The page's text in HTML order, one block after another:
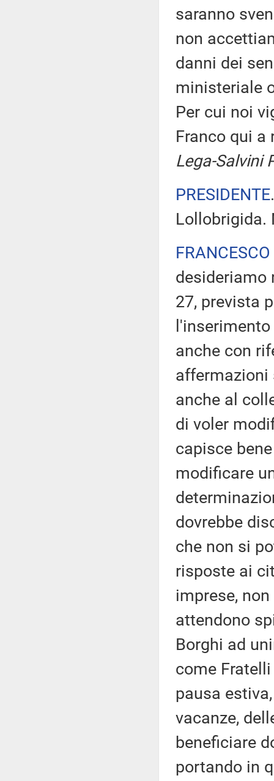
saranno
non
danni dei
ministeriale
Per cui noi
Franco qui
Lega-Salvini
PRESIDENTE
Lollobrigida.
desideriamo
27, prevista
anche con
affermazioni
anche al
di voler
capisce
modificare
dovrebbe
che non si
risposte ai
imprese,
attendono
Borghi ad
come
pausa
vacanze,
beneficiare
portando in